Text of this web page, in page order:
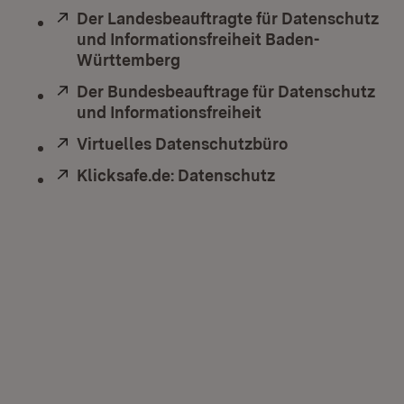
Extern:
Der Landesbeauftragte für Datenschutz
und Informationsfreiheit Baden-
Württemberg
Extern:
Der Bundesbeauftrage für Datenschutz
und Informationsfreiheit
Extern:
Virtuelles Datenschutzbüro
Extern:
Klicksafe.de: Datenschutz